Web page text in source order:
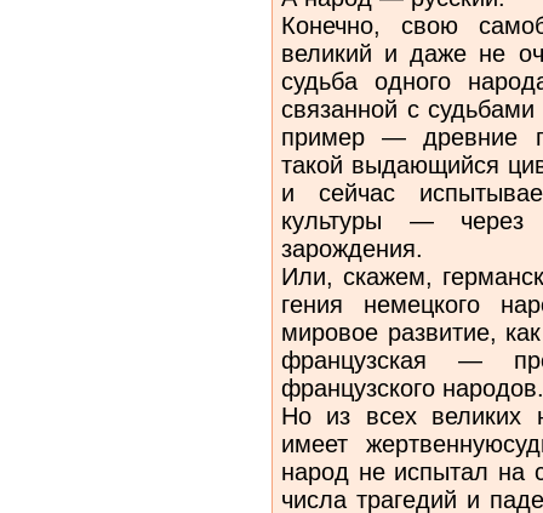
Конечно, свою
великий и даже не
судьба одного
связанной с
пример — древние
такой выдающийся
и сейчас
культуры — через
зарождения.
Или, скажем,
гения немецкого
мировое развитие,
французская —
французского народов.
Но из всех великих
имеет
народ не испытал на
числа трагедий и